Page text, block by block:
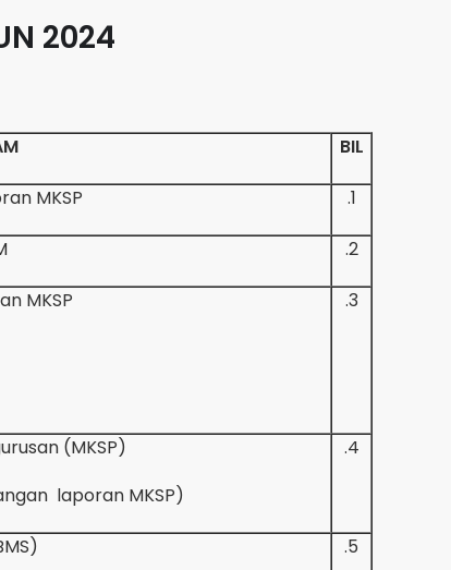
2024
BIL
1.
MKSP
2.
3.
MKSP
4.
(MKSP)
(Menguruskan dokumen & pembentangan laporan MKSP)
5.